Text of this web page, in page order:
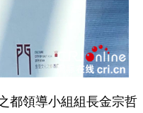
領導小組組長金宗哲